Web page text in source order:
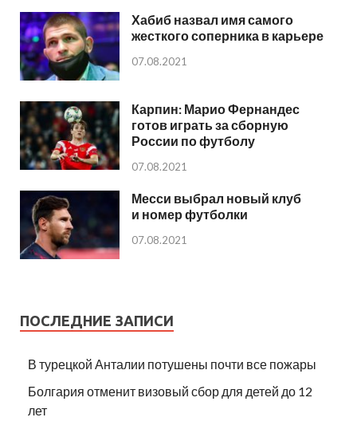
Хабиб назвал имя самого
жесткого соперника в карьере
07.08.2021
Карпин: Марио Фернандес
готов играть за сборную
России по футболу
07.08.2021
Месси выбрал новый клуб
и номер футболки
07.08.2021
ПОСЛЕДНИЕ ЗАПИСИ
В турецкой Анталии потушены почти все пожары
Болгария отменит визовый сбор для детей до 12
лет